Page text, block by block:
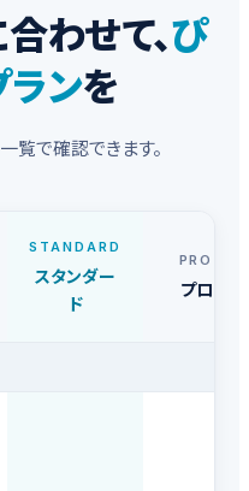
わせて、ぴ
ランを
覧で確認できます。
STANDARD
スタンダー
ド
PRO
プロ